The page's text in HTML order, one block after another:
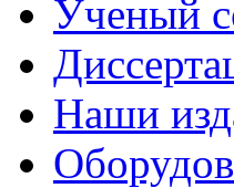
Ученый
Наши